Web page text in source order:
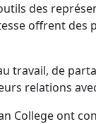
des
offrent des
travail, de
relations
College ont